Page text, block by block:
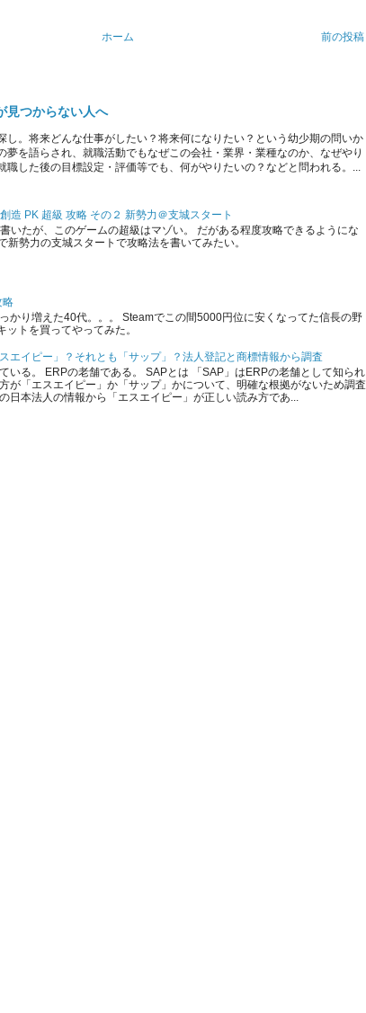
前の投稿
ホーム
見つからない人へ
し。将来どんな仕事がしたい？将来何になりたい？という幼少期の問いか
夢を語らされ、就職活動でもなぜこの会社・業界・業種なのか、なぜやり
職した後の目標設定・評価等でも、何がやりたいの？などと問われる。...
造 PK 超級 攻略 その２ 新勢力＠支城スタート
いたが、このゲームの超級はマゾい。 だがある程度攻略できるようにな
新勢力の支城スタートで攻略法を書いてみたい。
略
かり増えた40代。。。 Steamでこの間5000円位に安くなってた信長の野
トを買ってやってみた。
エイピー」？それとも「サップ」？法人登記と商標情報から調査
いる。 ERPの老舗である。 SAPとは 「SAP」はERPの老舗として知られ
が「エスエイピー」か「サップ」かについて、明確な根拠がないため調査
日本法人の情報から「エスエイピー」が正しい読み方であ...